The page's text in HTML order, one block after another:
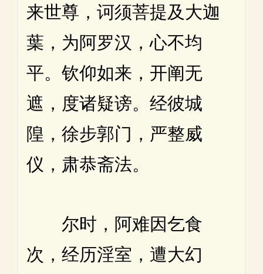
来世尊，诃须菩提及大迦
葉，为阿罗汉，心不均
平。钦仰如来，开阐无
遮，度诸疑谤。经彼城
隍，徐步郭门，严整威
仪，肃恭斋法。
尔时，阿难因乞食
次，经历淫室，遭大幻